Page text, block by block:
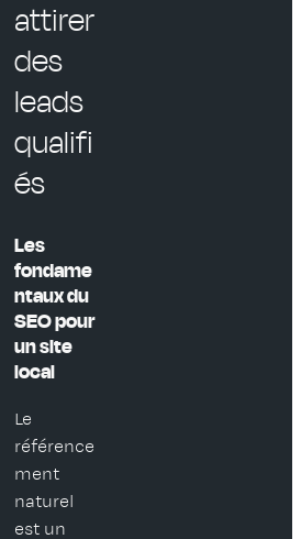
attirer
des
leads
qualifi
és
Les
fondame
ntaux du
SEO pour
un site
local
Le
référence
ment
naturel
est un